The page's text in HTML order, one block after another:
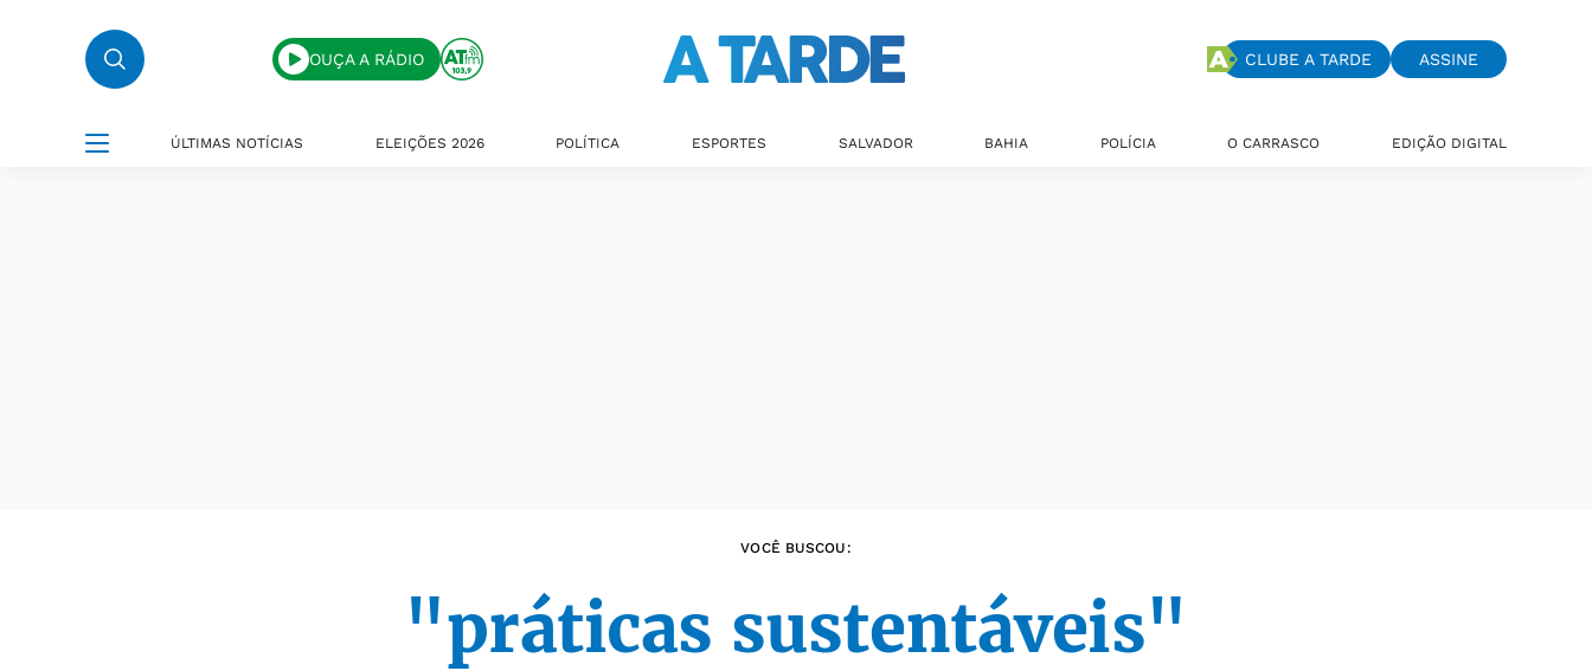
OUÇA A RÁDIO CLUBE A TARDE ASSINE
ÚLTIMAS NOTÍCIAS ELEIÇÕES 2026 POLÍTICA ESPORTES SALVADOR BAHIA POLÍCIA O CARRASCO EDIÇÃO DIGITAL
VOCÊ BUSCOU:
"práticas sustentáveis"